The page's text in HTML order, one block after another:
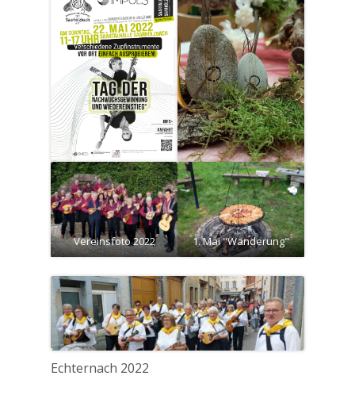
Vereinsfoto 2022 1. Mai "Wanderung"
Echternach 2022